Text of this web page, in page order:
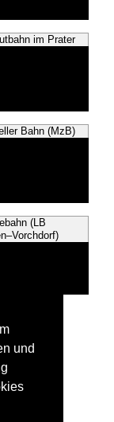
im Prater
Bahn (MzB)
(LB
und